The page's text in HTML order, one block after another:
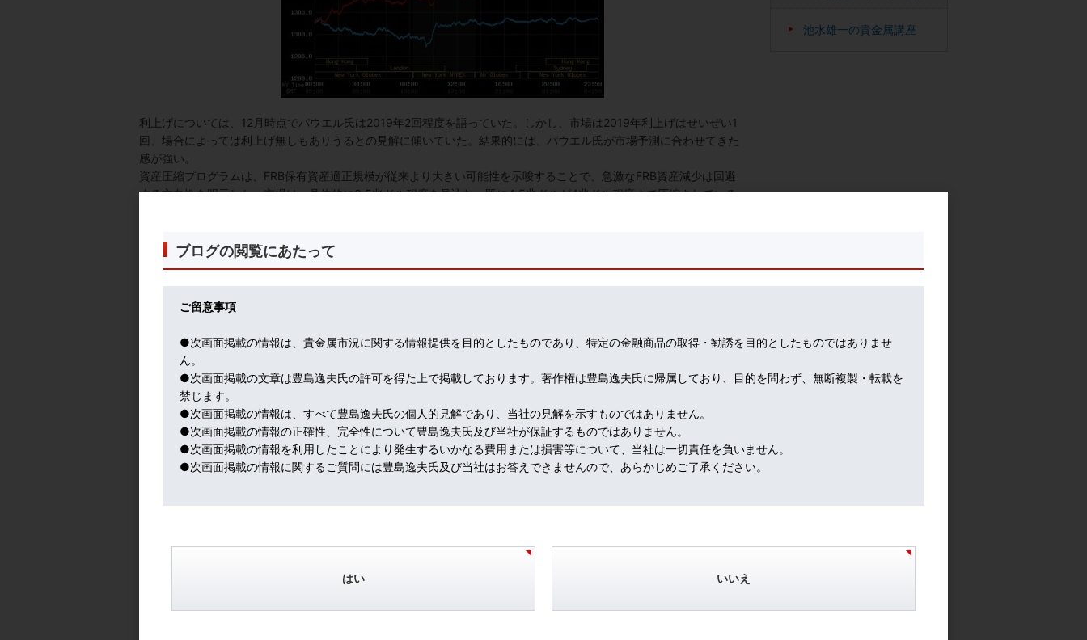
池水雄一の貴金属講座
利上げについては、12月時点でパウエル氏は2019年2回程度を語っていた。しかし、市場は2019年利上げはせいぜい1
回、場合によっては利上げ無しもありうるとの見解に傾いていた。結果的には、パウエル氏が市場予測に合わせてきた
感が強い。
資産圧縮プログラムは、FRB保有資産適正規模が従来より大きい可能性を示唆することで、急激なFRB資産減少は回避
する方向性を明示した。市場は、具体的に3.5兆ドル程度を見込む。既に4.5兆ドルが4兆ドル程度まで圧縮されている
なお、FRBのスタンスは、主要金融政策ツールはあくまで金利政策であり、保有資産圧縮は政策手段として二次的とし
年1月19日、スタンフォード大学での講演原稿で「FRB保有債券の再投資が終了に近づけば、０．２５％の利上げ2回分
に匹敵する効果がある」と記している。「ステルス」利上げ政策としてFRBの「政策道具箱」に残る可能性はある。
今回のFOMC結果に、トランプ大統領はご満悦であろう。
利上げ棚上げ示唆。結果的に、外為市場ではドル安。米国財務省為替監視リストに載る日本では円高となった。
FRBの政治的独立性を尊重しつつ、自ら動くことなく、トランプ流経済政策に寄り添う結果となっているからだ。
トランプ政権の通信簿とされるNY株価も良好な企業決算とハト派的金融政策の相乗効果で急騰している。
金融政策の方向性が見えてきたところで、市場の関心はねじれ議会での債務上限など財政政策にシフトしそうだ。
ところで、早くも、鼻がムズムズ、鼻をかむ時が多くなった。相場への反応も早いけど、花粉症への反応も早いのだよ
ね～スキー場の杉の木も、雪が落ちると、茶色の花粉の元が姿を現すのだ。ジャーン！
ブログの閲覧にあたって
ご留意事項
●次画面掲載の情報は、貴金属市況に関する情報提供を目的としたものであり、特定の金融商品の取得・勧誘を目的としたものではありませ
ん。
●次画面掲載の文章は豊島逸夫氏の許可を得た上で掲載しております。著作権は豊島逸夫氏に帰属しており、目的を問わず、無断複製・転載を
禁じます。
●次画面掲載の情報は、すべて豊島逸夫氏の個人的見解であり、当社の見解を示すものではありません。
●次画面掲載の情報の正確性、完全性について豊島逸夫氏及び当社が保証するものではありません。
●次画面掲載の情報を利用したことにより発生するいかなる費用または損害等について、当社は一切責任を負いません。
●次画面掲載の情報に関するご質問には豊島逸夫氏及び当社はお答えできませんので、あらかじめご了承ください。
はい いいえ